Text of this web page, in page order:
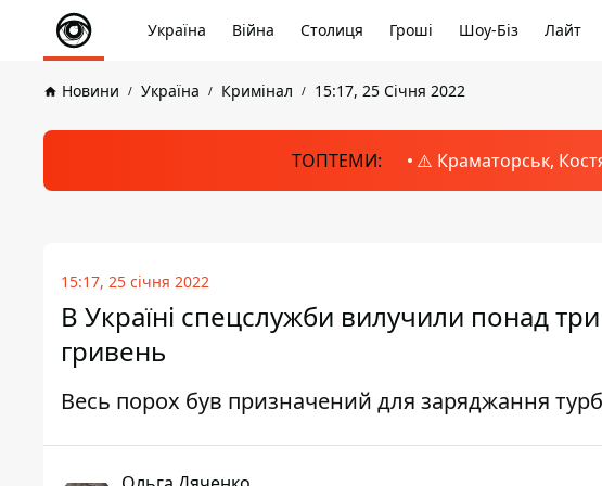
Україна Війна Столиця Гроші Шоу-Біз Лайт
Новини Україна Кримінал 15:17, 25 Січня 2022
ТОПТЕМИ: ⚠️ Краматорськ,
15:17, 25 січня 2022
В Україні спецслужби вилучили понад
гривень
Весь порох був призначений для заряджання